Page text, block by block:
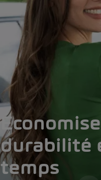
durabilité
temps